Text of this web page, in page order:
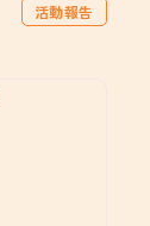
活動報告